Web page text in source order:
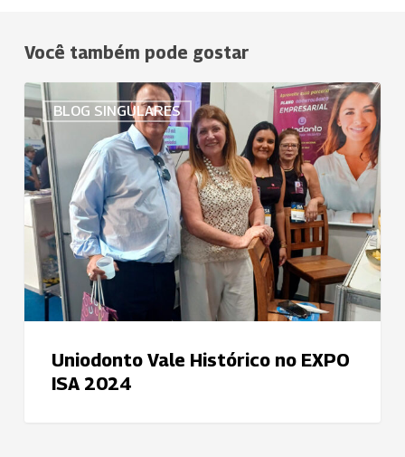
Você também pode gostar
BLOG SINGULARES
Uniodonto
Vale
Histórico
no
EXPO
ISA
2024
Uniodonto Vale Histórico no EXPO
ISA 2024